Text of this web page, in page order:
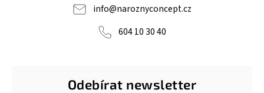
info@naroznyconcept.cz
604 10 30 40
Odebírat newsletter